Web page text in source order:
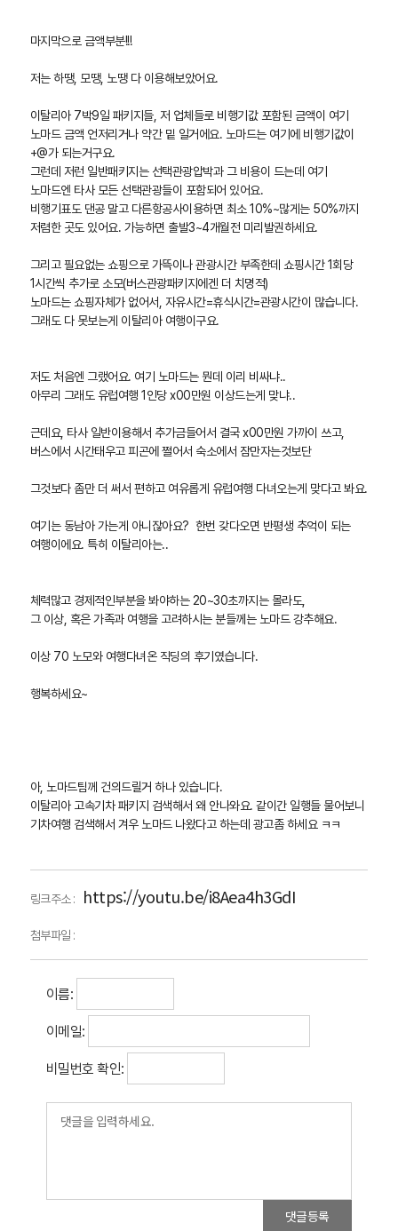
마지막으로 금액부분!!!
저는 하땡, 모땡, 노땡 다 이용해보았어요.
이탈리아 7박9일 패키지들, 저 업체들로 비행기값 포함된 금액이 여기
노마드 금액 언저리거나 약간 밑 일거에요. 노마드는 여기에 비행기값이
+@가 되는거구요.
그런데 저런 일반패키지는 선택관광압박과 그 비용이 드는데 여기
노마드엔 타사 모든 선택관광들이 포함되어 있어요.
비행기표도 댄공 말고 다른항공사이용하면 최소 10%~많게는 50%까지
저렴한 곳도 있어요. 가능하면 출발3~4개월전 미리발권하세요.
그리고 필요없는 쇼핑으로 가뜩이나 관광시간 부족한데 쇼핑시간 1회당
1시간씩 추가로 소모(버스관광패키지에겐 더 치명적)
노마드는 쇼핑자체가 없어서, 자유시간=휴식시간=관광시간이 많습니다.
그래도 다 못보는게 이탈리아 여행이구요.
저도 처음엔 그랬어요. 여기 노마드는 뭔데 이리 비싸냐..
아무리 그래도 유럽여행 1인당 x00만원 이상드는게 맞냐..
근데요, 타사 일반이용해서 추가금들어서 결국 x00만원 가까이 쓰고,
버스에서 시간태우고 피곤에 쩔어서 숙소에서 잠만자는것보단
그것보다 좀만 더 써서 편하고 여유롭게 유럽여행 다녀오는게 맞다고 봐요.
여기는 동남아 가는게 아니잖아요? 한번 갖다오면 반평생 추억이 되는
여행이에요. 특히 이탈리아는..
체력많고 경제적인부분을 봐야하는 20~30초까지는 몰라도,
그 이상, 혹은 가족과 여행을 고려하시는 분들께는 노마드 강추해요.
이상 70 노모와 여행다녀온 직딩의 후기였습니다.
행복하세요~
아, 노마드팀께 건의드릴거 하나 있습니다.
이탈리아 고속기차 패키지 검색해서 왜 안나와요. 같이간 일행들 물어보니
기차여행 검색해서 겨우 노마드 나왔다고 하는데 광고좀 하세요 ㅋㅋ
링크주소 : https://youtu.be/i8Aea4h3GdI
첨부파일 :
이름:
이메일:
비밀번호 확인:
댓글등록